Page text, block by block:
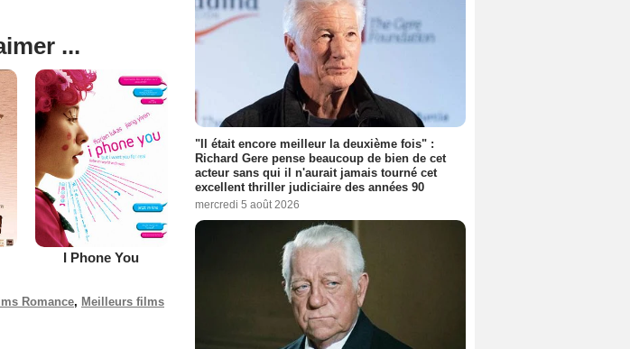
...
I Phone You
Romance, Meilleurs films
"Il était encore meilleur la deuxième fois" :
Richard Gere pense beaucoup de bien de cet
acteur sans qui il n'aurait jamais tourné cet
excellent thriller judiciaire des années 90
mercredi 5 août 2026